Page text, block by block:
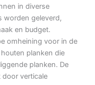
in diverse
worden geleverd,
en budget.
omheining voor in de
planken die
planken. De
verticale